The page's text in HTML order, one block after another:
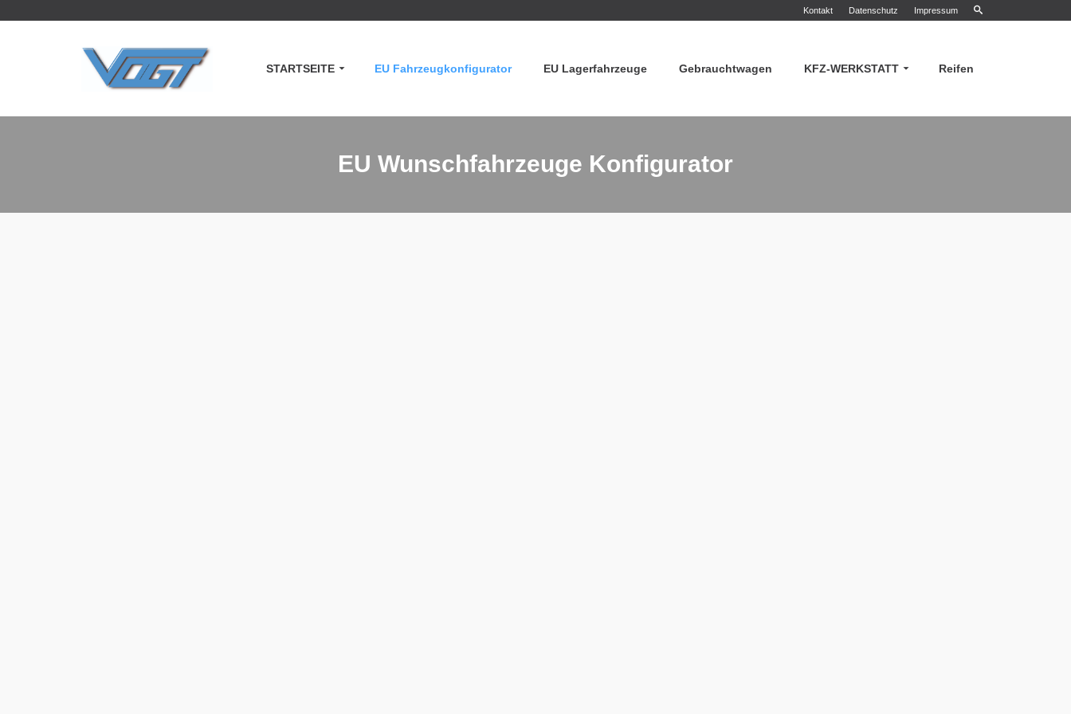
Kontakt Datenschutz Impressum
STARTSEITE EU Fahrzeugkonfigurator EU Lagerfahrzeuge Gebrauchtwagen KFZ-WERKSTATT Reifen
EU Wunschfahrzeuge Konfigurator